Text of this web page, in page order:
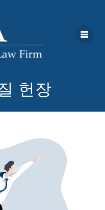
헌장